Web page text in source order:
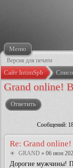
Меню
Версия для печати
Сайт IntimSpb
Grand online!
Ответить
Сообщений:
Re: Grand
GRAND » 06 июн
Дорогие мужчины!